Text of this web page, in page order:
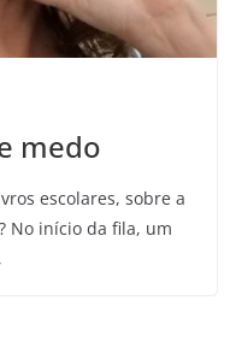
medo
escolares, sobre a
No início da fila, um